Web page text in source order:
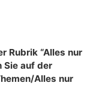
Rubrik “Alles nur
Sie auf der
Alles nur